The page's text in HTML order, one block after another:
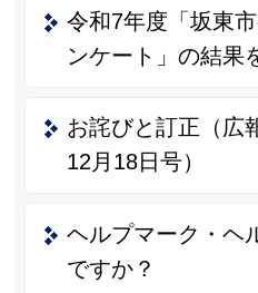
令和7年度「坂東
ンケート」の結果
お詫びと訂正（広
12月18日号）
ヘルプマーク・ヘ
ですか？